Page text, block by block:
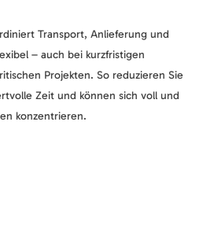
Transport, Anlieferung und
– auch bei kurzfristigen
Projekten. So reduzieren Sie
Zeit und können sich voll und
konzentrieren.